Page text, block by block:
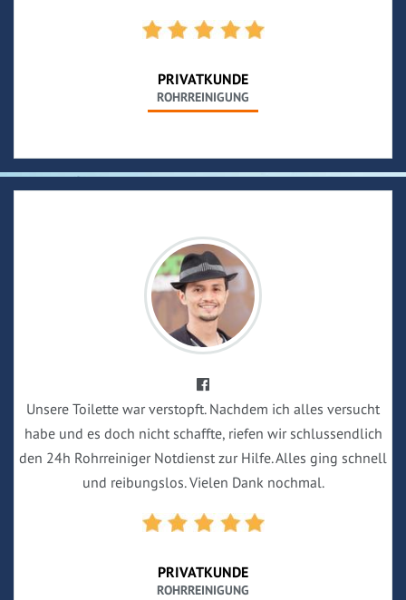
PRIVATKUNDE
ROHRREINIGUNG
Unsere Toilette war verstopft. Nachdem ich alles versucht
habe und es doch nicht schaffte, riefen wir schlussendlich
den 24h Rohrreiniger Notdienst zur Hilfe. Alles ging schnell
und reibungslos. Vielen Dank nochmal.
PRIVATKUNDE
ROHRREINIGUNG